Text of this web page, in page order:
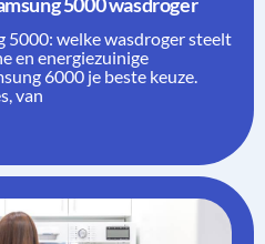
5000: welke wasdroger steelt
en energiezuinige
6000 je beste keuze.
van